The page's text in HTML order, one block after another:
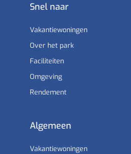
Snel naar
Vakantiewoningen
Over het park
Faciliteiten
Omgeving
Rendement
Algemeen
Vakantiewoningen